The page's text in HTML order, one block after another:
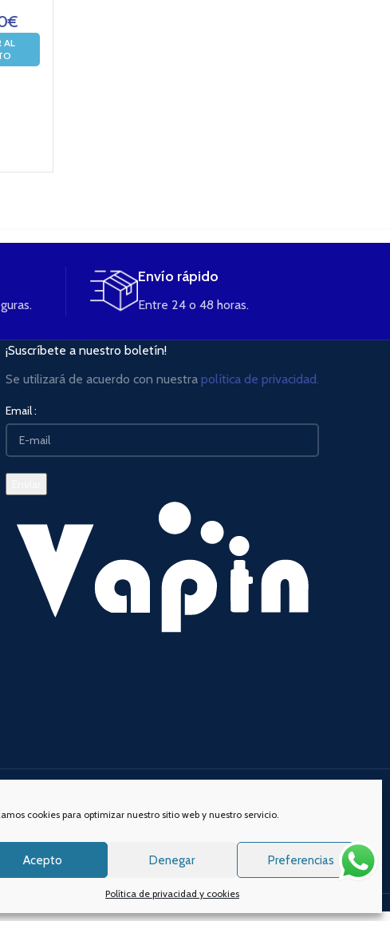
cookies para optimizar nuestro sitio web y nuestro servicio.
Acepto Denegar Preferencias
Política de privacidad y cookies
€
AL
Envío rápido
Entre 24 o 48 horas.
¡Suscríbete a nuestro boletín!
Se utilizará de acuerdo con nuestra política de privacidad.
Email :